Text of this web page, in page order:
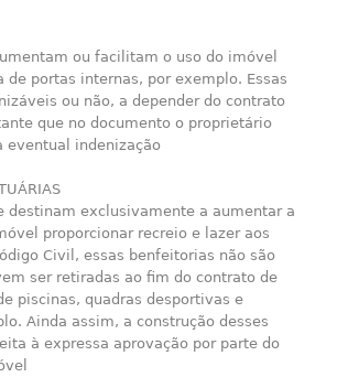
ou facilitam o uso do imóvel
de portas internas, por exemplo. Essas
ou não, a depender do contrato
que no documento o proprietário
eventual indenização
destinam exclusivamente a aumentar a
proporcionar recreio e lazer aos
Civil, essas benfeitorias não são
ser retiradas ao fim do contrato de
piscinas, quadras desportivas e
Ainda assim, a construção desses
à expressa aprovação por parte do